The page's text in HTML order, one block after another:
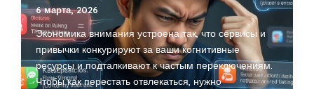
6 марта, 2026
Экономика внимания устроена так, что сервисы и
привычки конкурируют за ваши когнитивные
ресурсы и подталкивают к частым переключениям.
Чтобы как перестать отвлекаться, нужно